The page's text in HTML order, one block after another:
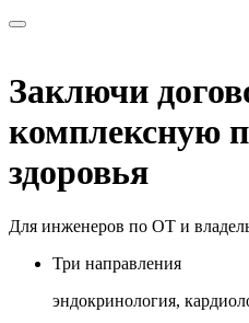
Заключи
комплексную
здоровья
Для инженеров по ОТ и
Три направления
эндокринология,